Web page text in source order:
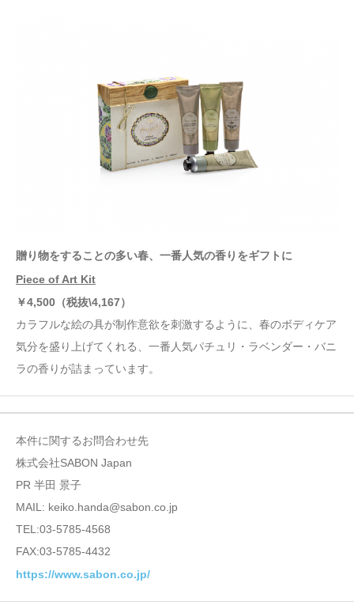
贈り物をすることの多い春、一番人気の香りをギフトに
Piece of Art Kit
￥4,500 （税抜\4,167）
カラフルな絵の具が制作意欲を刺激するように、春のボディケア
気分を盛り上げてくれる、一番人気パチュリ・ラベンダー・バニ
ラの香りが詰まっています。
本件に関するお問合わせ先
株式会社SABON Japan
PR 半田 景子
MAIL: keiko.handa@sabon.co.jp
TEL:03-5785-4568
FAX:03‐5785‐4432
https://www.sabon.co.jp/